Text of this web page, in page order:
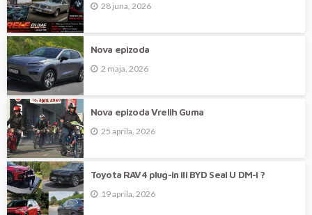
28 juna, 2026
Nova epizoda
2 maja, 2026
Nova epizoda Vrelih Guma
25 aprila, 2026
Toyota RAV4 plug-in ili BYD Seal U DM-i ?
19 aprila, 2026